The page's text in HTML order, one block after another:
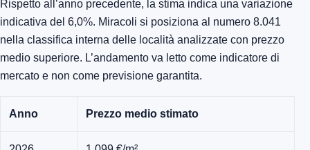
Rispetto all’anno precedente, la stima indica una variazione
indicativa del 6,0%. Miracoli si posiziona al numero 8.041
nella classifica interna delle località analizzate con prezzo
medio superiore. L’andamento va letto come indicatore di
mercato e non come previsione garantita.
Anno Prezzo medio stimato